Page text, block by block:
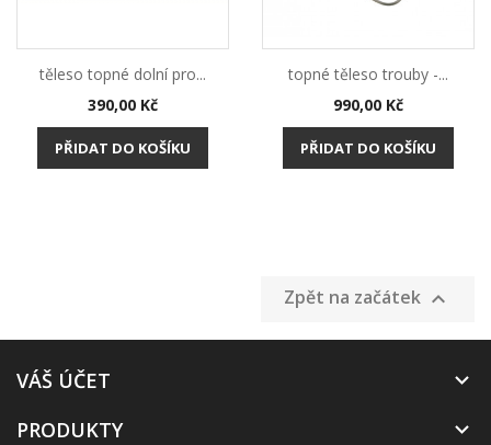
těleso topné dolní pro...
Cena
390,00 Kč
PŘIDAT DO KOŠÍKU
topné těleso trouby -...
Cena
990,00 Kč
PŘIDAT DO KOŠÍKU
Zpět na začátek 
VÁŠ ÚČET 
PRODUKTY 